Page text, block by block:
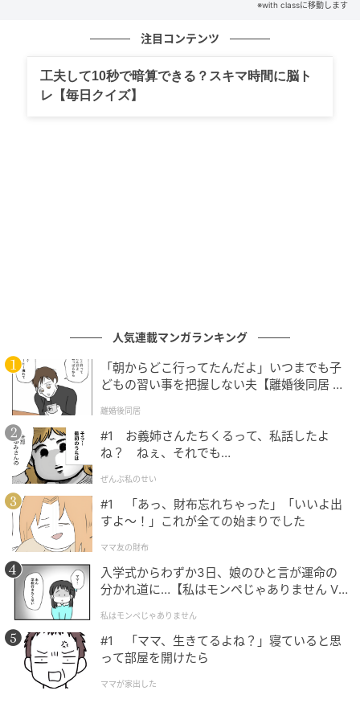
※with classに移動します
注目コンテンツ
工夫して10秒で暗算できる？スキマ時間に脳ト
レ【毎日クイズ】
人気連載マンガランキング
「朝からどこ行ってたんだよ」いつまでも子
どもの習い事を把握しない夫【離婚後同居 Vo
離婚後同居
#1 お義姉さんたちくるって、私話したよ
ね？ ねぇ、それでも…
ぜんぶ私のせい
#1 「あっ、財布忘れちゃった」「いいよ出
すよ〜！」これが全ての始まりでした
ママ友の財布
入学式からわずか3日、娘のひと言が運命の
分かれ道に…【私はモンペじゃありません Vo
私はモンペじゃありません
#1 「ママ、生きてるよね？」寝ていると思
って部屋を開けたら
ママが家出した